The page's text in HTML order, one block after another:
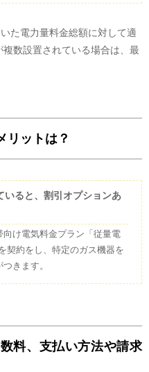
た電力量料金総額に対して適
数設置されている場合は、最
リットは？
いると、割引オプションあ
け電気料金プラン「従量電
契約をし、特定のガス機器を
きます。
料、支払い方法や請求